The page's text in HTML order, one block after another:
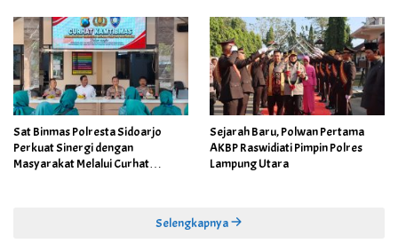
Sat Binmas Polresta Sidoarjo
Perkuat Sinergi dengan
Masyarakat Melalui Curhat
Sejarah Baru, Polwan Pertama
AKBP Raswidiati Pimpin Polres
Lampung Utara
Selengkapnya